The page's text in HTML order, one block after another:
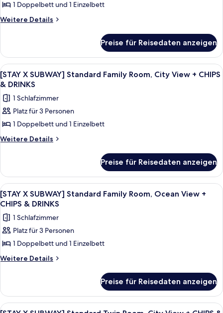
STUDIO]
Deluxe
Room,
Ocean
View
anzeigen
1 Doppelbett und 1 Einzelbett
Weitere Details
Weitere
SELF
STUDIO]
Deluxe
Family
Room,
Ocean
Preise für Reisedaten anzeigen
Alle
Fotos
für
[STAY
X
SUBWAY]
Standard
City
View
+
CHIPS
&
DRINKS
anzeigen
Ein Hotelzimmer mit zwei Betten,
6
[STAY X SUBWAY] Standard Family Room, City View + CHIPS
& DRINKS
1 Schlafzimmer
Platz für 3 Personen
1 Doppelbett und 1 Einzelbett
Weitere Details
Weitere
X
SUBWAY]
Standard
Family
City
View
CHIPS
&
DRINKS
Preise für Reisedaten anzeigen
Alle
Fotos
für
[STAY
X
SUBWAY]
Standard
Ocean
View
Ein modernes Wohnzimmer mit
7
[STAY X SUBWAY] Standard Family Room, Ocean View +
CHIPS & DRINKS
1 Schlafzimmer
Platz für 3 Personen
1 Doppelbett und 1 Einzelbett
Weitere Details
Weitere
X
SUBWAY]
Preise für Reisedaten anzeigen
Alle
Ein Hotelzimmer mit zwei Betten,
6